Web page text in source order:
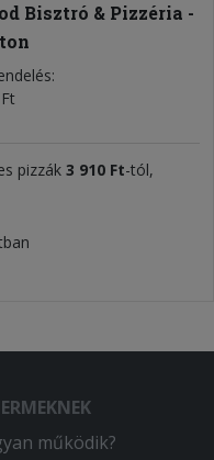
Bisztró & Pizzéria -
pizzák 3 910 Ft-tól,
működik?